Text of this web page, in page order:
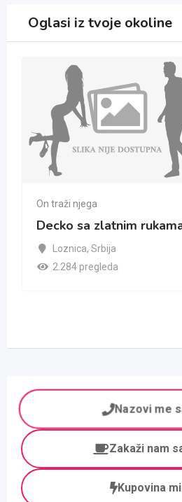
Oglasi iz tvoje okoline
On traži njega
Decko sa zlatnim
Loznica, Srbija
2.284 pregleda
Nazovi me
Zakaži nam
Kupovina